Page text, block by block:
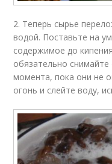
2. Теперь сырье
водой. Поставьте на
содержимое до
обязательно
момента, пока они не
огонь и слейте воду,